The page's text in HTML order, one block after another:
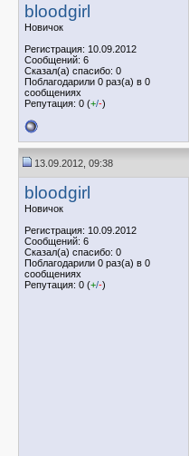
bloodgirl
Новичок
Регистрация: 10.09.2012
Сообщений: 6
Сказал(а) спасибо: 0
Поблагодарили 0 раз(а) в 0
сообщениях
Репутация: 0 (+/-)
13.09.2012, 09:38
bloodgirl
Новичок
Регистрация: 10.09.2012
Сообщений: 6
Сказал(а) спасибо: 0
Поблагодарили 0 раз(а) в 0
сообщениях
Репутация: 0 (+/-)